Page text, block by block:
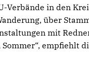
Verbände in den
über
mit
empfiehlt